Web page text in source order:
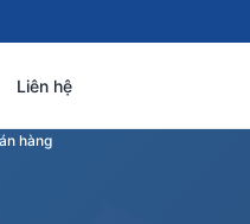
Liên hệ
hàng